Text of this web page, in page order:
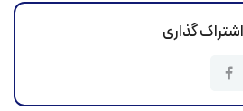
اشتراک گذاری